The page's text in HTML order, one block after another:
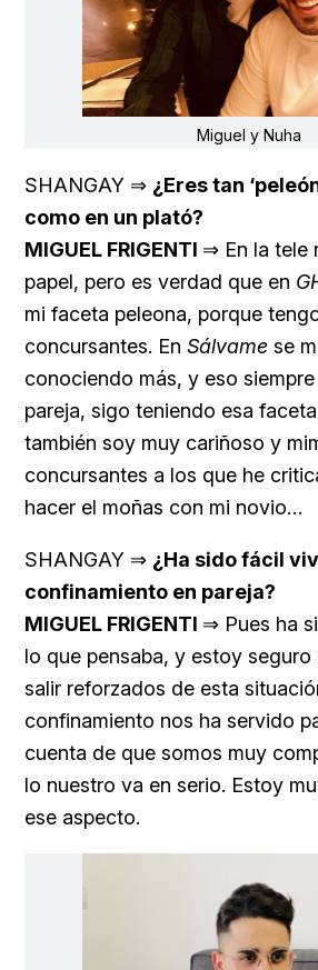
Miguel y Nuha
SHANGAY ⇒ ¿Eres tan
como en un plató?
MIGUEL FRIGENTI ⇒ En la tele
papel, pero es verdad que en
mi faceta peleona, porque
concursantes. En Sálvame se
conociendo más, y eso
pareja, sigo teniendo esa
también soy muy cariñoso y
concursantes a los que he
hacer el moñas con mi novio…
SHANGAY ⇒ ¿Ha sido fácil
confinamiento en pareja?
MIGUEL FRIGENTI ⇒ Pues ha
lo que pensaba, y estoy
salir reforzados de esta
confinamiento nos ha servido
cuenta de que somos muy
lo nuestro va en serio. Estoy
ese aspecto.